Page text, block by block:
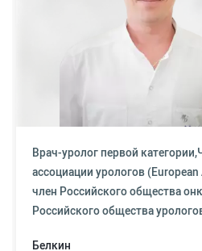
Врач-уролог первой
ассоциации урологов
член Российского общества
Российского общества
Белкин